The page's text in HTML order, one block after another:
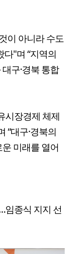
이 아니라 수도
"며 “지역의
구·경북 통합
시장경제 체제
“대구·경북의
미래를 열어
종식 지지 선